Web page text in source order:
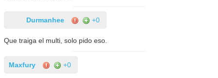
Durmanhee +0
Que traiga el multi, solo pido eso.
Maxfury +0